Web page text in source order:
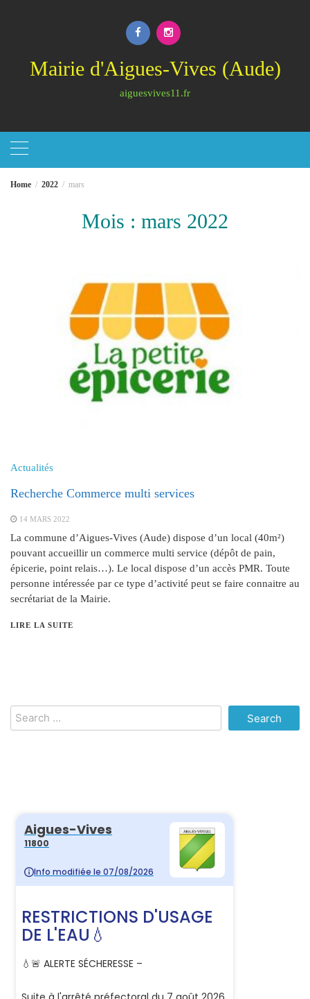
Mairie d'Aigues-Vives (Aude)
aiguesvives11.fr
Home 2022 mars
Mois : mars 2022
Actualités
Recherche Commerce multi services
14 MARS 2022
La commune d’Aigues-Vives (Aude) dispose d’un local (40m²)
pouvant accueillir un commerce multi service (dépôt de pain,
épicerie, point relais…). Le local dispose d’un accès PMR. Toute
personne intéressée par ce type d’activité peut se faire connaitre au
secrétariat de la Mairie.
LIRE LA SUITE
Search
for: